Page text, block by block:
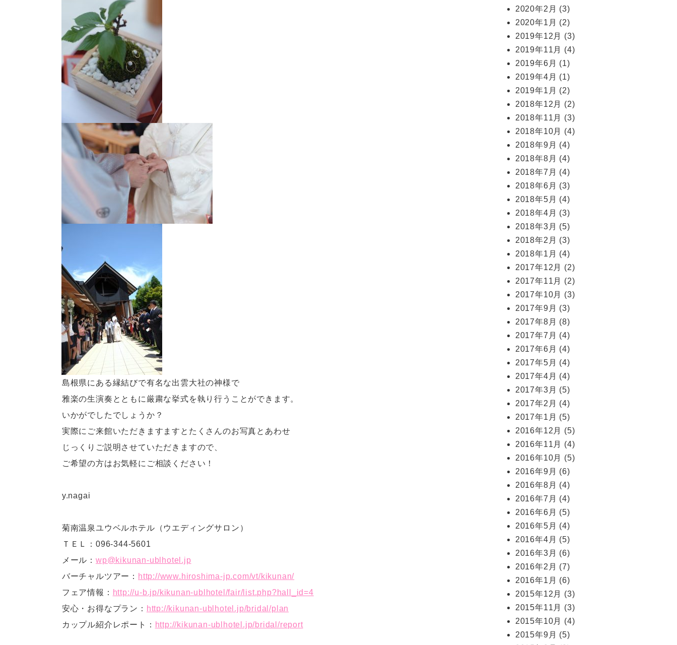
島根県にある縁結びで有名な出雲大社の神様で
雅楽の生演奏とともに厳粛な挙式を執り行うことができます。
いかがでしたでしょうか？
実際にご来館いただきますますとたくさんのお写真とあわせ
じっくりご説明させていただきますので、
ご希望の方はお気軽にご相談ください！
y.nagai
菊南温泉ユウベルホテル（ウエディングサロン）
ＴＥＬ：096-344-5601
メール： wp@kikunan-ublhotel.jp
バーチャルツアー： http://www.hiroshima-jp.com/vt/kikunan/
フェア情報： http://u-b.jp/kikunan-ublhotel/fair/list.php?hall_id=4
安心・お得なプラン： http://kikunan-ublhotel.jp/bridal/plan
カップル紹介レポート： http://kikunan-ublhotel.jp/bridal/report
2020年2月 (3)
2020年1月 (2)
2019年12月
(3)
2019年11月
(4)
2019年6月 (1)
2019年4月 (1)
2019年1月 (2)
2018年12月
(2)
2018年11月
(3)
2018年10月
(4)
2018年9月 (4)
2018年8月 (4)
2018年7月 (4)
2018年6月 (3)
2018年5月 (4)
2018年4月 (3)
2018年3月 (5)
2018年2月 (3)
2018年1月 (4)
2017年12月
(2)
2017年11月
(2)
2017年10月
(3)
2017年9月 (3)
2017年8月 (8)
2017年7月 (4)
2017年6月 (4)
2017年5月 (4)
2017年4月 (4)
2017年3月 (5)
2017年2月 (4)
2017年1月 (5)
2016年12月
(5)
2016年11月
(4)
2016年10月
(5)
2016年9月 (6)
2016年8月 (4)
2016年7月 (4)
2016年6月 (5)
2016年5月 (4)
2016年4月 (5)
2016年3月 (6)
2016年2月 (7)
2016年1月 (6)
2015年12月
(3)
2015年11月
(3)
2015年10月
(4)
2015年9月 (5)